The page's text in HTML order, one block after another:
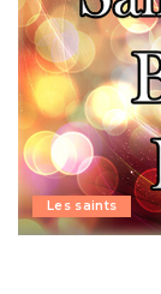
Les saints